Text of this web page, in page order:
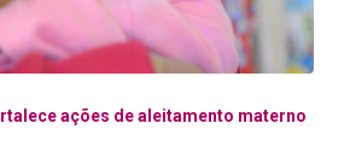
ações de aleitamento materno